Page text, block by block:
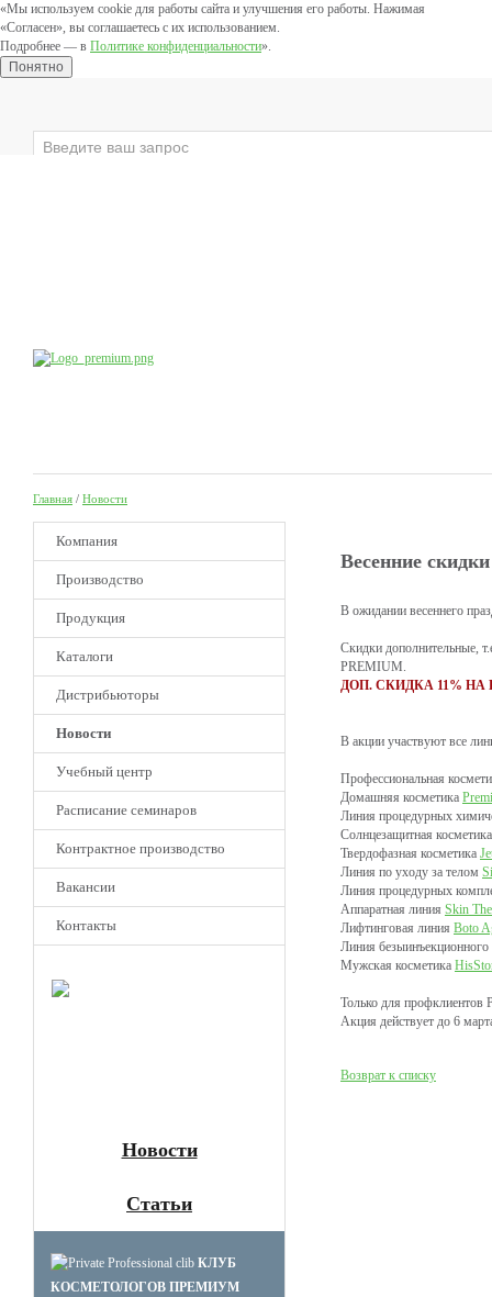
«Мы используем cookie для работы сайта и улучшения его работы. Нажимая
«Согласен», вы соглашаетесь с их использованием.
Подробнее — в Политике конфиденциальности».
Понятно
Главная / Новости
Компания
Производство
Продукция
Каталоги
Дистрибьюторы
Новости
Учебный центр
Расписание семинаров
Контрактное производство
Вакансии
Контакты
Новости
Статьи
КЛУБ
КОСМЕТОЛОГОВ ПРЕМИУМ
Весенние скидки
В ожидании весеннего
Скидки дополнительные,
PREMIUM.
ДОП. СКИДКА 11% НА
В акции участвуют все
Профессиональная
Домашняя косметика
Линия процедурных
Солнцезащитная
Твердофазная косметика
Линия по уходу за телом
Линия процедурных
Аппаратная линия Skin
Лифтинговая линия Boto
Линия
Мужская косметика
Только для
Акция действует до 6
Возврат к списку